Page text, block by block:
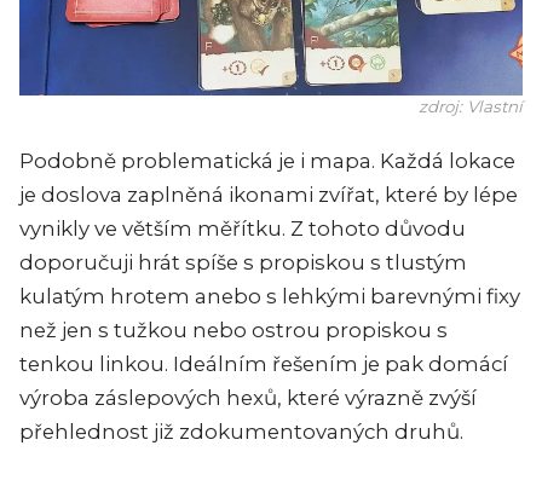
zdroj: Vlastní
Podobně problematická je i mapa. Každá lokace
je doslova zaplněná ikonami zvířat, které by lépe
vynikly ve větším měřítku. Z tohoto důvodu
doporučuji hrát spíše s propiskou s tlustým
kulatým hrotem anebo s lehkými barevnými fixy
než jen s tužkou nebo ostrou propiskou s
tenkou linkou. Ideálním řešením je pak domácí
výroba záslepových hexů, které výrazně zvýší
přehlednost již zdokumentovaných druhů.